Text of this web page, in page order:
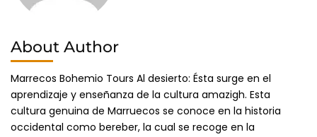
About Author
Marrecos Bohemio Tours Al desierto: Ésta surge en el
aprendizaje y enseñanza de la cultura amazigh. Esta
cultura genuina de Marruecos se conoce en la historia
occidental como bereber, la cual se recoge en la